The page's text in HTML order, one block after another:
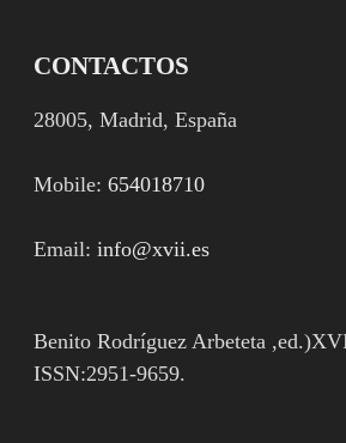
CONTACTOS
28005, Madrid, España
Mobile:654018710
Email:info@xvii.es
Benito Rodríguez Arbeteta
ISSN:2951-9659.